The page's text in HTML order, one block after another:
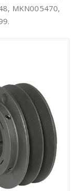
MKN005470,